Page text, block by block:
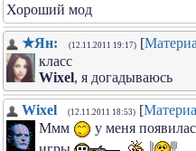
Хороший мод
★Ян: (12.11.2011 19:17) [
класс
Wixel, я догадываюсь
Wixel (12.11.2011 18:53) [
Ммм
у меня